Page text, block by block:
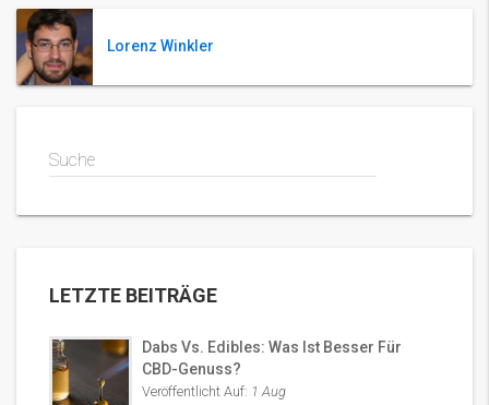
Lorenz Winkler
Suche
LETZTE BEITRÄGE
Dabs Vs. Edibles: Was Ist Besser Für
CBD-Genuss?
Veröffentlicht Auf: 1 Aug